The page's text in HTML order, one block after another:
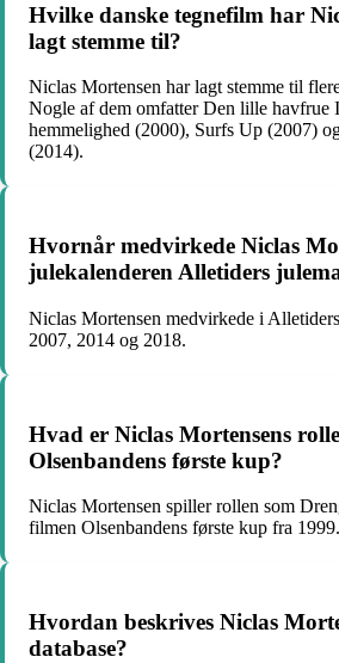
Hvilke danske tegnefilm har
lagt stemme til?
Niclas Mortensen har lagt stemme til
Nogle af dem omfatter Den lille havfrue
hemmelighed (2000), Surfs Up (2007)
(2014).
Hvornår medvirkede Niclas
julekalenderen Alletiders
Niclas Mortensen medvirkede i
2007, 2014 og 2018.
Hvad er Niclas Mortensens
Olsenbandens første kup?
Niclas Mortensen spiller rollen som
filmen Olsenbandens første kup fra 1999.
Hvordan beskrives Niclas
database?